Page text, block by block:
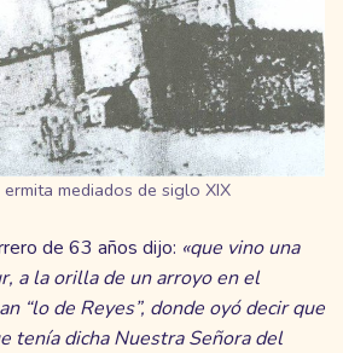
mediados de siglo XIX
de 63 años dijo: «que vino una
a la orilla de un arroyo en el
“lo de Reyes”, donde oyó decir que
tenía dicha Nuestra Señora del